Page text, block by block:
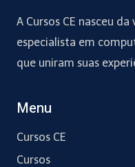
A Cursos CE nasceu
especialista em
que uniram suas
Menu
Cursos CE
Cursos